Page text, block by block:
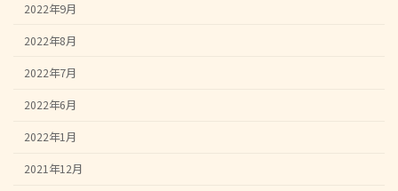
2022年9月
2022年8月
2022年7月
2022年6月
2022年1月
2021年12月